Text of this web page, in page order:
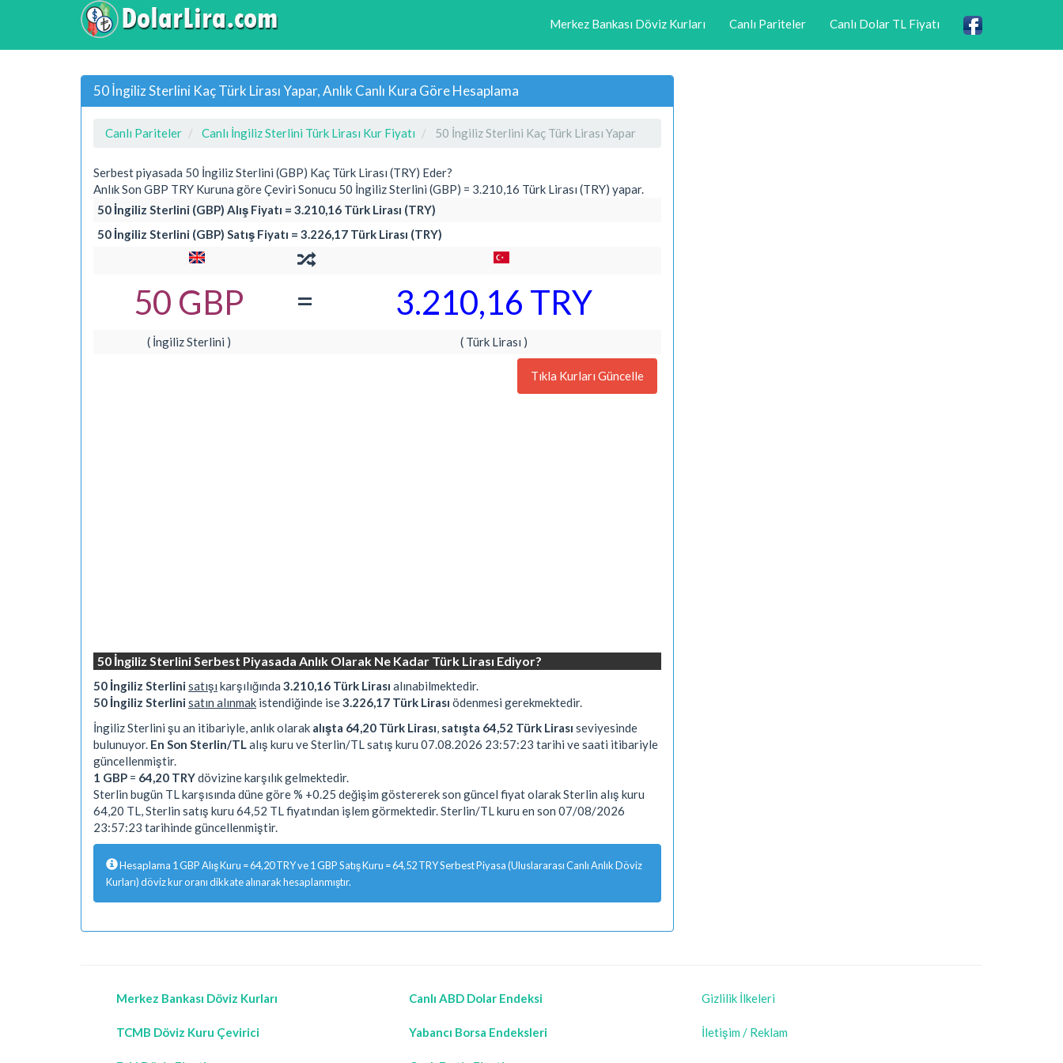
Merkez Bankası Döviz Kurları Canlı Pariteler Canlı Dolar TL Fiyatı
50 İngiliz Sterlini Kaç Türk Lirası Yapar, Anlık Canlı Kura Göre Hesaplama
Canlı Pariteler Canlı İngiliz Sterlini Türk Lirası Kur Fiyatı 50 İngiliz Sterlini Kaç Türk Lirası Yapar
Serbest piyasada 50 İngiliz Sterlini (GBP) Kaç Türk Lirası (TRY) Eder?
Anlık Son GBP TRY Kuruna göre Çeviri Sonucu 50 İngiliz Sterlini (GBP) = 3.210,16 Türk Lirası (TRY) yapar.
50 İngiliz Sterlini (GBP) Alış Fiyatı = 3.210,16 Türk Lirası (TRY)
50 İngiliz Sterlini (GBP) Satış Fiyatı = 3.226,17 Türk Lirası (TRY)
50 GBP = 3.210,16 TRY
( İngiliz Sterlini ) ( Türk Lirası )
Tıkla Kurları Güncelle
50 İngiliz Sterlini Serbest Piyasada Anlık Olarak Ne Kadar Türk Lirası Ediyor?
50 İngiliz Sterlinisatışı karşılığında 3.210,16 Türk Lirası alınabilmektedir.
50 İngiliz Sterlinisatın alınmak istendiğinde ise3.226,17 Türk Lirası ödenmesi gerekmektedir.
İngiliz Sterlini şu an itibariyle, anlık olarak alışta 64,20 Türk Lirası satışta 64,52 Türk Lirası seviyesinde
bulunuyor. En Son Sterlin/TL alış kuru ve Sterlin/TL satış kuru 07.08.2026 23:57:23 tarihi ve saati itibariyle
güncellenmiştir.
1 GBP = 64,20 TRYdövizine karşılık gelmektedir.
Sterlin bugün TL karşısında düne göre % +0.25 değişim göstererek son güncel fiyat olarak Sterlin alış kuru
64,20 TL, Sterlin satış kuru 64,52 TL fiyatından işlem görmektedir. Sterlin/TL kuru en son 07/08/2026
23:57:23 tarihinde güncellenmiştir.
Hesaplama 1 GBP Alış Kuru = 64,20 TRY ve 1 GBP Satış Kuru = 64,52 TRY Serbest Piyasa (Uluslararası Canlı Anlık Döviz
Kurları) döviz kur oranı dikkate alınarak hesaplanmıştır.
Merkez Bankası Döviz Kurları
TCMB Döviz Kuru Çevirici
Canlı ABD Dolar Endeksi
Yabancı Borsa Endeksleri
Gizlilik İlkeleri
İletişim / Reklam